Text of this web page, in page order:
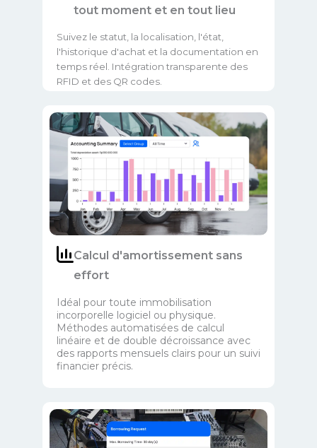
tout moment et en tout lieu
Suivez le statut, la localisation, l'état,
l'historique d'achat et la documentation en
temps réel. Intégration transparente des
RFID et des QR codes.
Calcul d'amortissement sans
effort
Idéal pour toute immobilisation
incorporelle logiciel ou physique.
Méthodes automatisées de calcul
linéaire et de double décroissance avec
des rapports mensuels clairs pour un suivi
financier précis.